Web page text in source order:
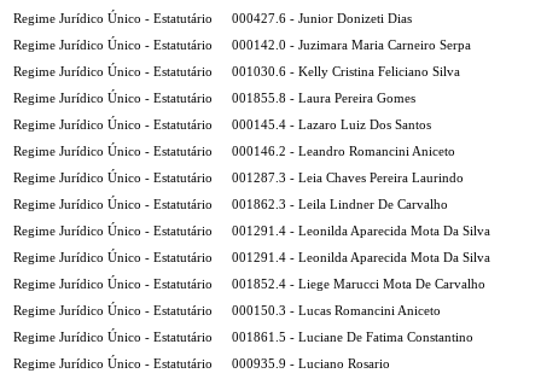
Regime Jurídico Único - Estatutário
000427.6 - Junior Donizeti Dias
Regime Jurídico Único - Estatutário
000142.0 - Juzimara Maria Carneiro Serpa
Regime Jurídico Único - Estatutário
001030.6 - Kelly Cristina Feliciano Silva
Regime Jurídico Único - Estatutário
001855.8 - Laura Pereira Gomes
Regime Jurídico Único - Estatutário
000145.4 - Lazaro Luiz Dos Santos
Regime Jurídico Único - Estatutário
000146.2 - Leandro Romancini Aniceto
Regime Jurídico Único - Estatutário
001287.3 - Leia Chaves Pereira Laurindo
Regime Jurídico Único - Estatutário
001862.3 - Leila Lindner De Carvalho
Regime Jurídico Único - Estatutário
001291.4 - Leonilda Aparecida Mota Da Silva
Regime Jurídico Único - Estatutário
001291.4 - Leonilda Aparecida Mota Da Silva
Regime Jurídico Único - Estatutário
001852.4 - Liege Marucci Mota De Carvalho
Regime Jurídico Único - Estatutário
000150.3 - Lucas Romancini Aniceto
Regime Jurídico Único - Estatutário
001861.5 - Luciane De Fatima Constantino
Regime Jurídico Único - Estatutário
000935.9 - Luciano Rosario